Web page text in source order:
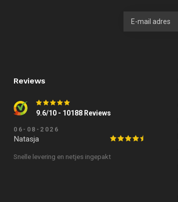
Reviews
9.6/10 - 10188 Reviews
06-08-2026
Natasja
Snelle levering en netjes ingepakt